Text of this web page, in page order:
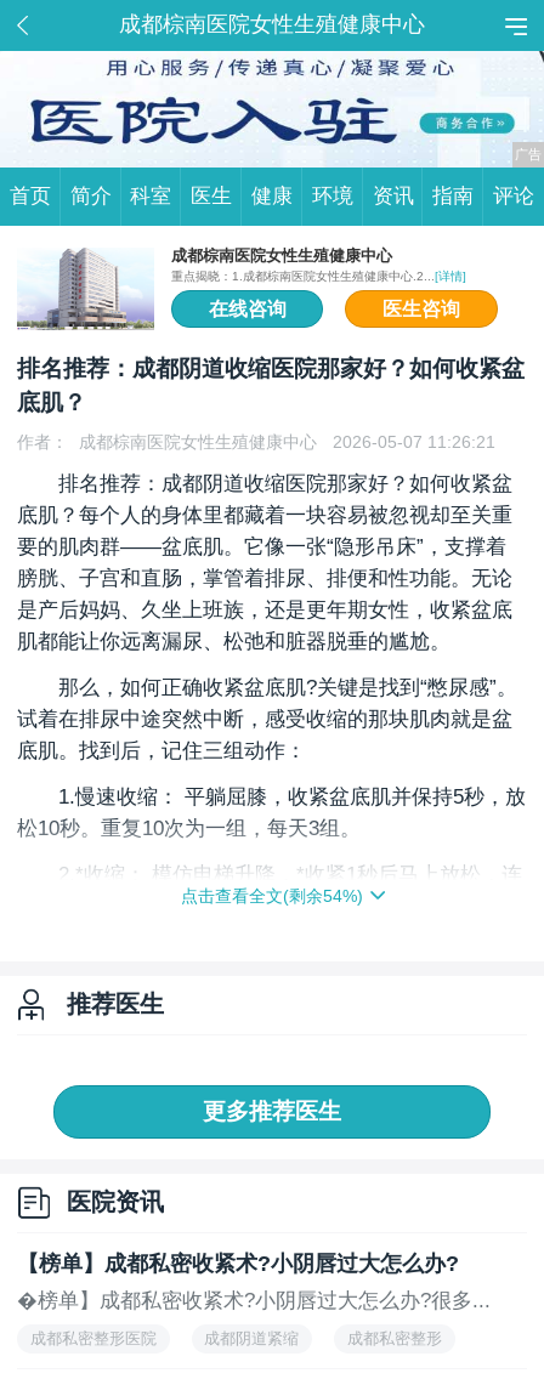
成都棕南医院女性生殖健康中心
首页 简介 科室 医生 健康 环境 资讯 指南 评论
成都棕南医院女性生殖健康中心
重点揭晓：1.成都棕南医院女性生殖健康中心.2... [详情]
在线咨询 医生咨询
排名推荐：成都阴道收缩医院那家好？如何收紧盆
底肌？
作者： 成都棕南医院女性生殖健康中心 2026-05-07 11:26:21
排名推荐：成都阴道收缩医院那家好？如何收紧盆
底肌？每个人的身体里都藏着一块容易被忽视却至关重
要的肌肉群——盆底肌。它像一张“隐形吊床”，支撑着
膀胱、子宫和直肠，掌管着排尿、排便和性功能。无论
是产后妈妈、久坐上班族，还是更年期女性，收紧盆底
肌都能让你远离漏尿、松弛和脏器脱垂的尴尬。
那么，如何正确收紧盆底肌?关键是找到“憋尿感”。
试着在排尿中途突然中断，感受收缩的那块肌肉就是盆
底肌。找到后，记住三组动作：
1.慢速收缩： 平躺屈膝，收紧盆底肌并保持5秒，放
松10秒。重复10次为一组，每天3组。
2.*收缩： 模仿电梯升降，*收紧1秒后马上放松，连
盆底肌，形成肌肉记忆。
果你出现以下情况：咳嗽漏尿持续半年以上、阴道有异
物脱出感、产后恢复不佳或中重度子宫脱垂，单纯的家
的选择。
底肌？成都棕南医院作为专注女性盆底健康的专业机
构，拥有生物反馈电刺激、磁刺激等非侵入式康复技
术，能*评估你的肌力等级并制定个性化方案。无论是产
点击查看全文(剩余54%)
推荐医生
更多推荐医生
医院资讯
【榜单】成都私密收紧术?小阴唇过大怎么办?
�榜单】成都私密收紧术?小阴唇过大怎么办?很多...
成都私密整形医院 成都阴道紧缩 成都私密整形